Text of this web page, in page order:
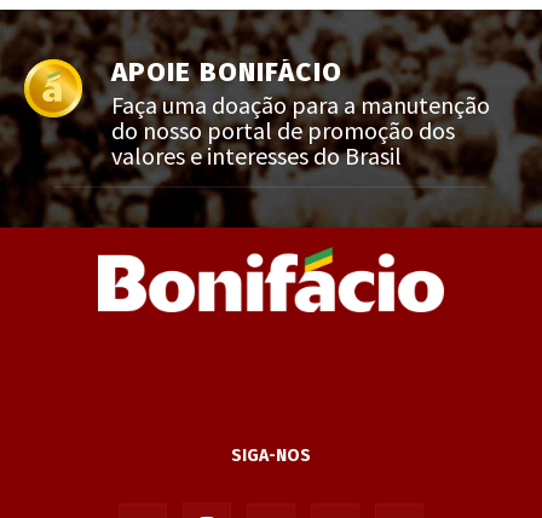
APOIE BONIFÁCIO
Faça uma doação para a manutenção
do nosso portal de promoção dos
valores e interesses do Brasil
SIGA-NOS